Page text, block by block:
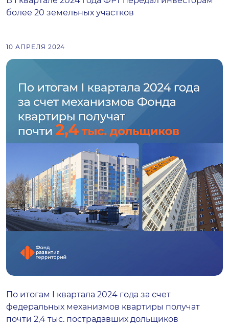
более 20 земельных участков
10 АПРЕЛЯ 2024
По итогам I квартала 2024 года за счет
федеральных механизмов квартиры получат
почти 2,4 тыс. пострадавших дольщиков